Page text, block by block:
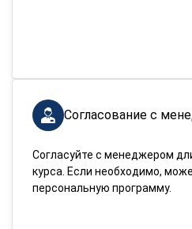
Согласование с
Согласуйте с менеджером
курса. Если необходимо,
персональную программу.